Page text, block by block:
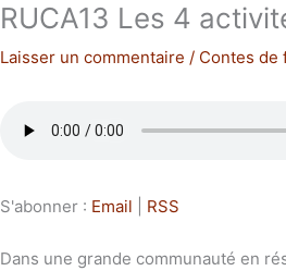
RUCA13 Les 4
Laisser un commentaire / Contes de
S'abonner : Email RSS
Dans une grande communauté en